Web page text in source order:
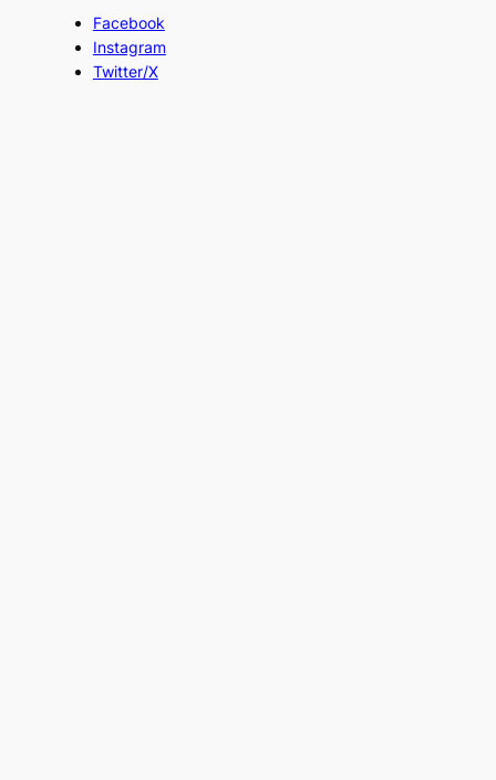
Facebook
Instagram
Twitter/X